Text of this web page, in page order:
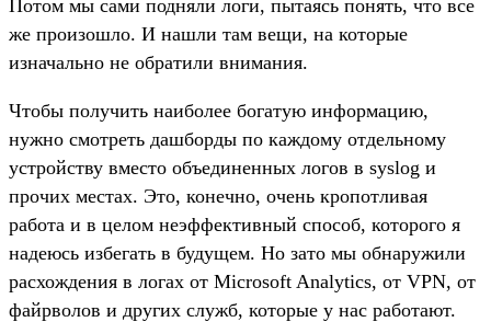
Потом мы сами подняли логи, пытаясь понять, что все
же произошло. И нашли там вещи, на которые
изначально не обратили внимания.
Чтобы получить наиболее богатую информацию,
нужно смотреть дашборды по каждому отдельному
устройству вместо объединенных логов в syslog и
прочих местах. Это, конечно, очень кропотливая
работа и в целом неэффективный способ, которого я
надеюсь избегать в будущем. Но зато мы обнаружили
расхождения в логах от Microsoft Analytics, от VPN, от
файрволов и других служб, которые у нас работают.